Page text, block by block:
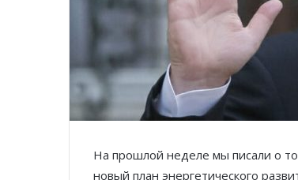
На прошлой неделе мы писали о
новый план энергетического